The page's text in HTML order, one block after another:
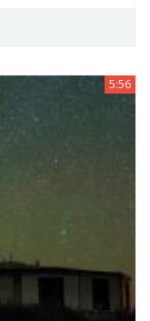
5:56